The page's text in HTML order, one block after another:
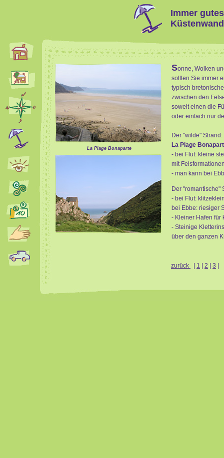
Immer
La Plage Bonaparte
Sonne, Wolken
sollten Sie immer
typisch
zwischen den
soweit einen die
oder einfach nur
Der "wilde" Strand:
La Plage
- bei Flut: kleine
mit
- man kann bei
Der "romantische"
- bei Flut:
bei Ebbe: riesiger
- Kleiner Hafen für
- Steinige
über den ganzen
zurück 1 2 3